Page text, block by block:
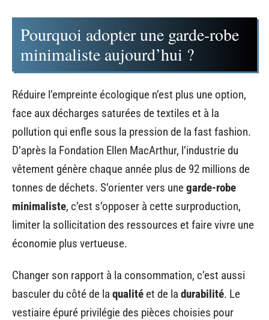
Pourquoi adopter une garde-robe
minimaliste aujourd’hui ?
Réduire l’empreinte écologique n’est plus une option,
face aux décharges saturées de textiles et à la
pollution qui enfle sous la pression de la fast fashion.
D’après la Fondation Ellen MacArthur, l’industrie du
vêtement génère chaque année plus de 92 millions de
tonnes de déchets. S’orienter vers unegarde-robe
minimaliste, c’est s’opposer à cette surproduction,
limiter la sollicitation des ressources et faire vivre une
économie plus vertueuse.
Changer son rapport à la consommation, c’est aussi
basculer du côté de la qualité et de la durabilité. Le
vestiaire épuré privilégie des pièces choisies pour